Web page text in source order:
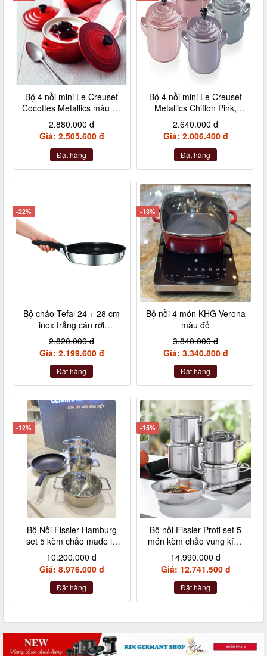
Bộ 4 nồi mini Le Creuset
Cocottes Metallics màu đỏ
cherry 10cm
2.880.000 đ
Giá: 2.505.600 đ
Đặt hàng
Bộ 4 nồi mini Le Creuset
Metallics Chiffon Pink,
Rosenquarz, Violett,
Nebelgrau (hồng đậm,
hồng nhạt, hồng tía, xám)
2.640.000 đ
Giá: 2.006.400 đ
Đặt hàng
-22%
Bộ chảo Tefal 24 + 28 cm
inox trắng cán rời
L9409202
2.820.000 đ
Giá: 2.199.600 đ
Đặt hàng
-13%
Bộ nồi 4 món KHG Verona
màu đỏ
3.840.000 đ
Giá: 3.340.800 đ
Đặt hàng
-12%
Bộ Nồi Fissler Hamburg
set 5 kèm chảo made in
Germany nội địa Đức
10.200.000 đ
Giá: 8.976.000 đ
Đặt hàng
-15%
Bộ nồi Fissler Profi set 5
món kèm chảo vung kính
made in Germany
14.990.000 đ
Giá: 12.741.500 đ
Đặt hàng